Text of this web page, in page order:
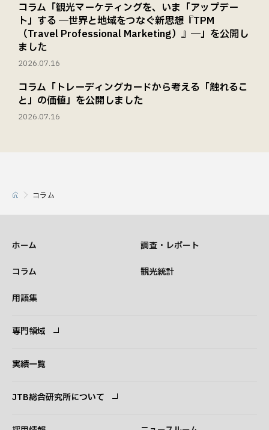
コラム「観光マーケティングを、いま「アップデー
ト」する ―世界と地域をつなぐ新思想『TPM
（Travel Professional Marketing）』―」を公開し
ました
2026.07.16
コラム「トレーディングカードから考える「触れるこ
と」の価値」を公開しました
2026.07.16
コラム
ホーム 調査・レポート
コラム 観光統計
用語集
専門領域
実績一覧
JTB総合研究所について